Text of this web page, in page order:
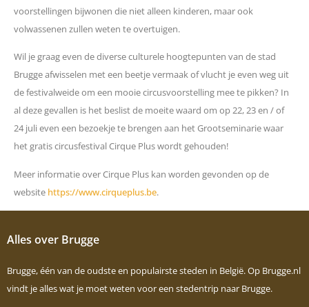
voorstellingen bijwonen die niet alleen kinderen, maar ook
volwassenen zullen weten te overtuigen.
Wil je graag even de diverse culturele hoogtepunten van de stad
Brugge afwisselen met een beetje vermaak of vlucht je even weg uit
de festivalweide om een mooie circusvoorstelling mee te pikken? In
al deze gevallen is het beslist de moeite waard om op 22, 23 en / of
24 juli even een bezoekje te brengen aan het Grootseminarie waar
het gratis circusfestival Cirque Plus wordt gehouden!
Meer informatie over Cirque Plus kan worden gevonden op de
website https://www.cirqueplus.be.
Alles over Brugge
Brugge, één van de oudste en populairste steden in België. Op Brugge.nl
vindt je alles wat je moet weten voor een stedentrip naar Brugge.